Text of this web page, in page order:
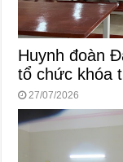
Huynh đoàn
tổ chức khóa
27/07/2026